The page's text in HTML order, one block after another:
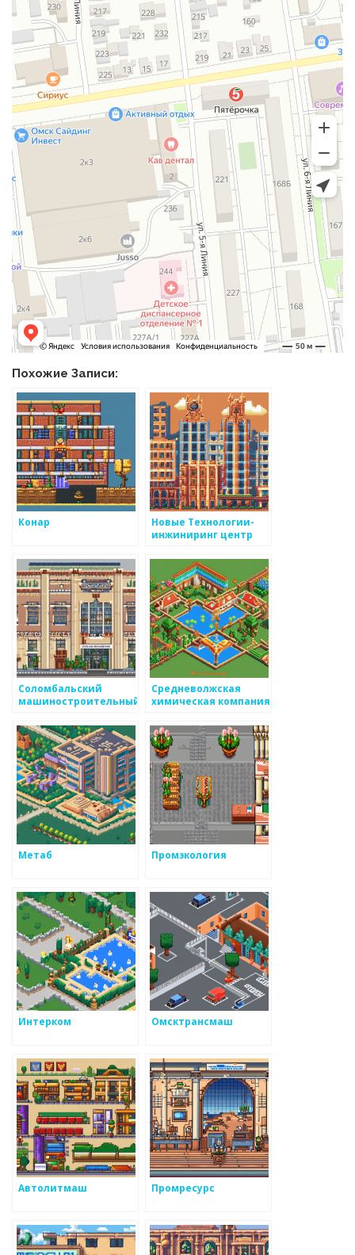
Похожие Записи:
Конар
Новые Технологии-
инжиниринг центр
Соломбальский
машиностроительный
Средневолжская
химическая компания
Метаб Промэкология
Интерком Омсктрансмаш
Автолитмаш Промресурс